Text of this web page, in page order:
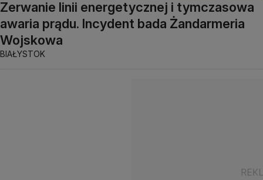
Zerwanie linii energetycznej i tymczasowa
awaria prądu. Incydent bada Żandarmeria
Wojskowa
BIAŁYSTOK